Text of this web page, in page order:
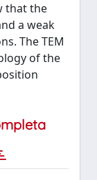
that the
a weak
The TEM
of the